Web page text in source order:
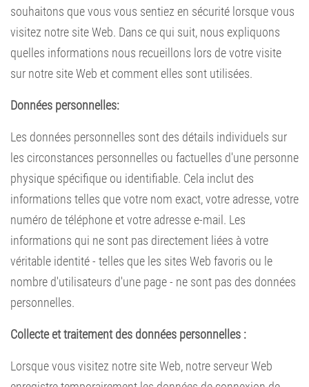
souhaitons que vous vous sentiez en sécurité lorsque vous
visitez notre site Web. Dans ce qui suit, nous expliquons
quelles informations nous recueillons lors de votre visite
sur notre site Web et comment elles sont utilisées.
Données personnelles:
Les données personnelles sont des détails individuels sur
les circonstances personnelles ou factuelles d'une personne
physique spécifique ou identifiable. Cela inclut des
informations telles que votre nom exact, votre adresse, votre
numéro de téléphone et votre adresse e-mail. Les
informations qui ne sont pas directement liées à votre
véritable identité - telles que les sites Web favoris ou le
nombre d'utilisateurs d'une page - ne sont pas des données
personnelles.
Collecte et traitement des données personnelles :
Lorsque vous visitez notre site Web, notre serveur Web